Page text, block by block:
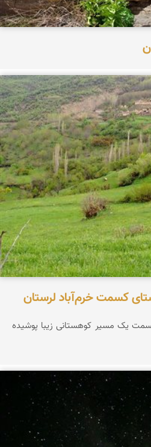
کسمت خرم‌آباد لرستان
یک مسیر کوهستانی زیبا پوشیده